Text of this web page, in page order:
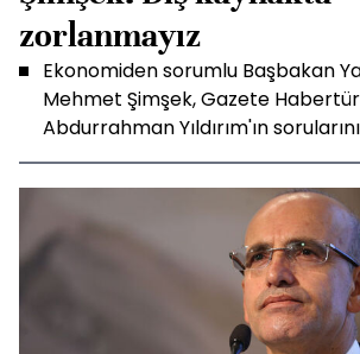
zorlanmayız
Ekonomiden sorumlu Başbakan
Mehmet Şimşek, Gazete
Abdurrahman Yıldırım'ın